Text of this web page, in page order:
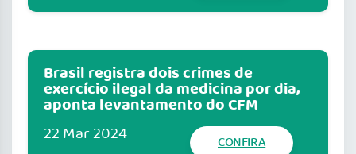
Brasil registra dois crimes de
exercício ilegal da medicina por dia,
aponta levantamento do CFM
22 Mar 2024 CONFIRA